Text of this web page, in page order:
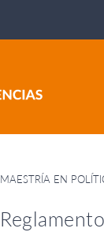
MAESTRÍA EN
Reglamento